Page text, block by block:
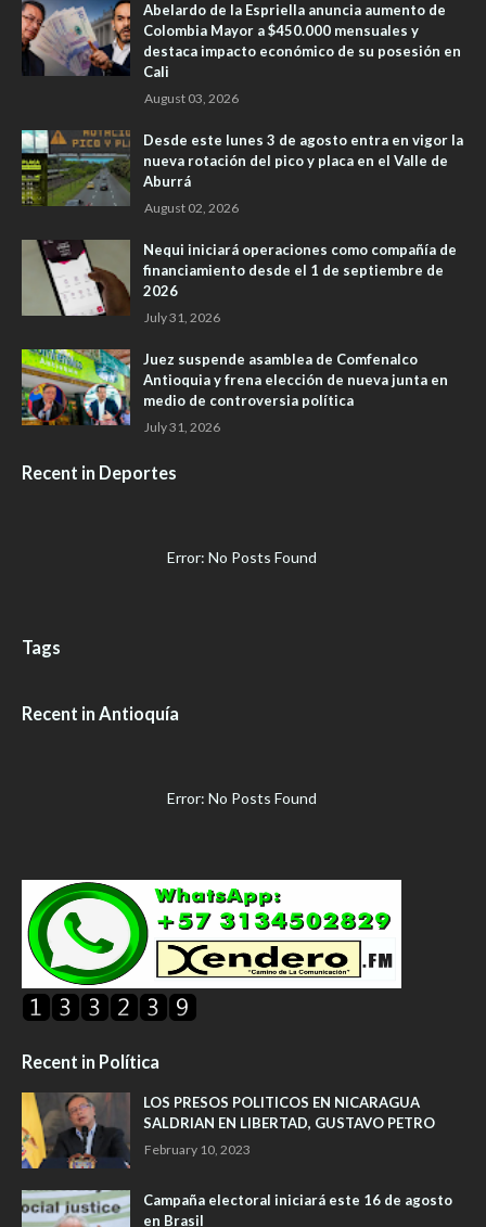
Abelardo de la Espriella anuncia aumento de
Colombia Mayor a $450.000 mensuales y
destaca impacto económico de su posesión en
Cali
August 03, 2026
Desde este lunes 3 de agosto entra en vigor la
nueva rotación del pico y placa en el Valle de
Aburrá
August 02, 2026
Nequi iniciará operaciones como compañía de
financiamiento desde el 1 de septiembre de
2026
July 31, 2026
Juez suspende asamblea de Comfenalco
Antioquia y frena elección de nueva junta en
medio de controversia política
July 31, 2026
Recent in Deportes
Error: No Posts Found
Tags
Recent in Antioquía
Error: No Posts Found
Recent in Política
LOS PRESOS POLITICOS EN NICARAGUA
SALDRIAN EN LIBERTAD, GUSTAVO PETRO
February 10, 2023
Campaña electoral iniciará este 16 de agosto
en Brasil